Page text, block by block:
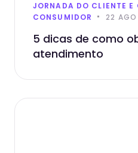
JORNADA DO CLIENTE E
CONSUMIDOR
22 AGO
5 dicas de como
atendimento